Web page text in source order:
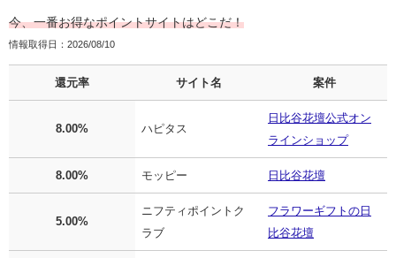
今、一番お得なポイントサイトはどこだ！
情報取得日：2026/08/10
還元率 サイト名 案件
8.00% ハピタス
日比谷花壇公式オン
ラインショップ
8.00% モッピー 日比谷花壇
5.00%
ニフティポイントク
ラブ
フラワーギフトの日
比谷花壇